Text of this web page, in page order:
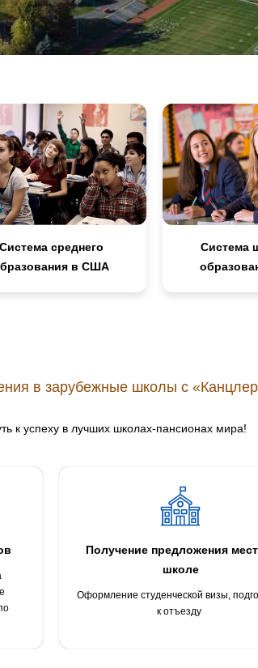
Система среднего
в США
Система
в зарубежные школы с
к успеху в лучших школах-пансионах мира!
Получение предложения
школе
Оформление студенческой визы,
к отъезду